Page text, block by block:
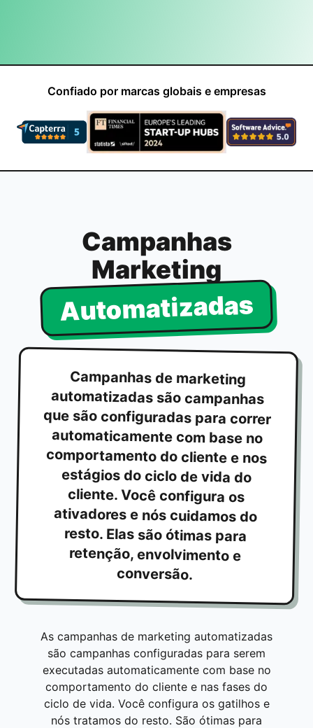
Confiado por marcas globais e empresas
Campanhas
Marketing
Automatizadas
Campanhas de marketing
automatizadas são campanhas
que são configuradas para correr
automaticamente com base no
comportamento do cliente e nos
estágios do ciclo de vida do
cliente. Você configura os
ativadores e nós cuidamos do
resto. Elas são ótimas para
retenção, envolvimento e
conversão.
As campanhas de marketing automatizadas
são campanhas configuradas para serem
executadas automaticamente com base no
comportamento do cliente e nas fases do
ciclo de vida. Você configura os gatilhos e
nós tratamos do resto. São ótimas para